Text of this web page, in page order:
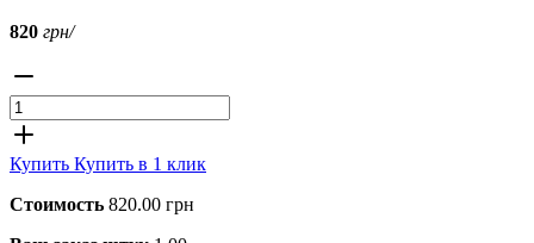
820 грн/
Купить Купить в 1 клик
Стоимость 820.00 грн